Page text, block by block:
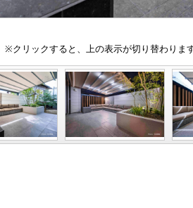
※クリックすると、上の表示が切り替わりま